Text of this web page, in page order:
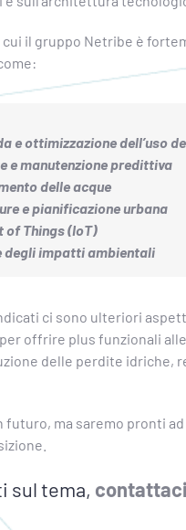
il gruppo Netribe è
e ottimizzazione dell’uso
e manutenzione predittiva
delle acque
e pianificazione urbana
of Things (IoT)
degli impatti ambientali
ci sono ulteriori
offrire plus funzionali
delle perdite idriche,
ma saremo pronti
sul tema, contattaci